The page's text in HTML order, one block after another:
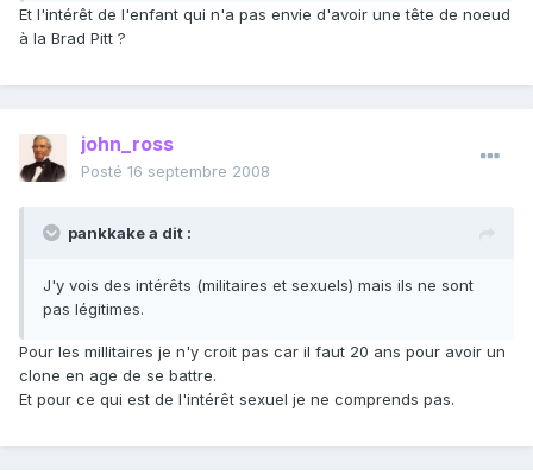
Et l'intérêt de l'enfant qui n'a pas envie d'avoir une tête de noeud
à la Brad Pitt ?
john_ross
Posté 16 septembre 2008
pankkake a dit :
J'y vois des intérêts (militaires et sexuels) mais ils ne sont
pas légitimes.
Pour les millitaires je n'y croit pas car il faut 20 ans pour avoir un
clone en age de se battre.
Et pour ce qui est de l'intérêt sexuel je ne comprends pas.